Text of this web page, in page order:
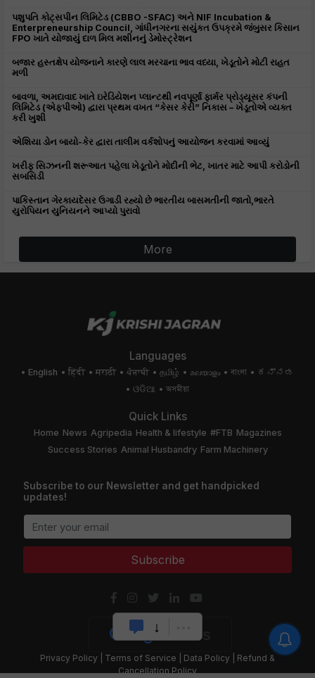
પશુપતિ કોટ્સપીન લિમિટેડ (CBBO -SFAC) અને NIF Incubation &
Enterpreneurship Council, ગાંધીનગરના સયુંકત ઉપક્રમે જંબુસર કિસાન
FPO ખાતે યોજાયું દાળ મિલ મશીનનું ડેમોસ્ટ્રેશન
બજાર હસ્તક્ષેપ યોજનાને કારણે લાલ મરચાના ભાવ વધ્યા, ખેડૂતોને મોટી રાહત
મળી
બાવળા, અમદાવાદ ખાતે ઇરેડિયેશન પ્લાન્ટથી નવપૂર્ણા ફાર્મર પ્રોડ્યૂસર કંપની
લિમિટેડ (એફપીઓ) દ્વારા પ્રથમ વખત “કેસર કેરી” નિકાસ – ખેડૂતોએ વ્યક્ત
કરી ખુશી
એશિયા ડોન બાયો-કેર દ્વારા તાલીમ વર્કશોપનું આયોજન કરવામાં આવ્યું
ખરીફ સિઝનની શરૂઆત પહેલા ખેડૂતોને મોદીની ભેટ, ખાતર માટે આપી કરોડોની
સબસિડી
પાકિસ્તાન ગેરકાયદેસર ઉગાડી રહ્યો છે ભારતીય બાસમતીની જાતો,ભારતે
યુરોપિયન યુનિયનને આપ્યો પુરાવો
More
Languages
English हिंदी मराठी ਪੰਜਾਬੀ தமிழ் മലയാളം বাংলা
ಕನ್ನಡ
ଓଡିଆ
অসমীয়া
Quick Links
Home News Agripedia Health & lifestyle #FTB Magazines
Success Stories Animal Husbandry Farm Machinery
Subscribe to our Newsletter and get handpicked
updates!
Subscribe
Privacy Policy Terms of Service Data Policy
Refund &
Cancellation Policy